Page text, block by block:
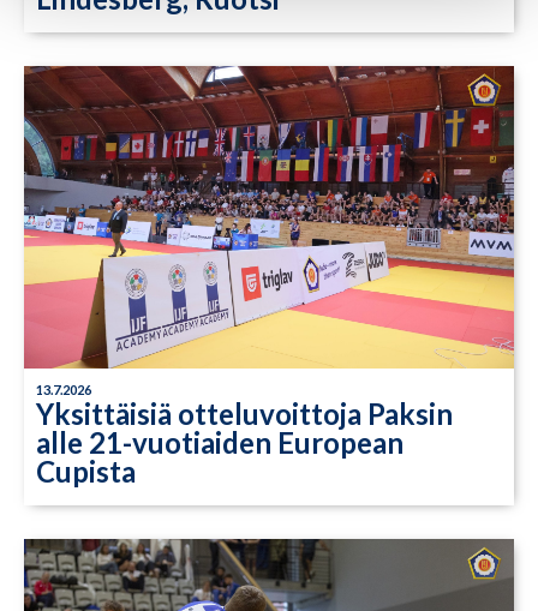
13.7.2026
Yksittäisiä otteluvoittoja Paksin
alle 21-vuotiaiden European
Cupista